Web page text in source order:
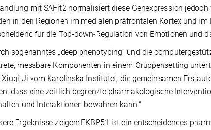
mit SAFit2 normalisiert diese Genexpression
in den Regionen im medialen präfrontalen Kortex und
für die Top-down-Regulation von Emotionen und
sogenanntes „deep phenotyping“ und die
messbare Komponenten in einem Gruppensetting
Xiuqi Ji vom Karolinska Institutet, die gemeinsamen
dass eine zeitlich begrenzte pharmakologische
und Interaktionen bewahren kann.“
Ergebnisse zeigen: FKBP51 ist ein entscheidendes